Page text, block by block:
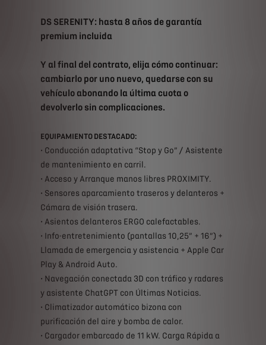
DS SERENITY: hasta 8 años de garantía
premium incluida
Y al final del contrato, elija cómo continuar:
cambiarlo por uno nuevo, quedarse con su
vehículo abonando la última cuota o
devolverlo sin complicaciones.
EQUIPAMIENTO DESTACADO:
• Conducción adaptativa “Stop y Go” / Asistente
de mantenimiento en carril.
• Acceso y Arranque manos libres PROXIMITY.
• Sensores aparcamiento traseros y delanteros +
Cámara de visión trasera.
• Asientos delanteros ERGO calefactables.
• Info-entretenimiento (pantallas 10,25” + 16”) +
Llamada de emergencia y asistencia + Apple Car
Play & Android Auto.
• Navegación conectada 3D con tráfico y radares
y asistente ChatGPT con Últimas Noticias.
• Climatizador automático bizona con
purificación del aire y bomba de calor.
• Cargador embarcado de 11 kW. Carga Rápida a